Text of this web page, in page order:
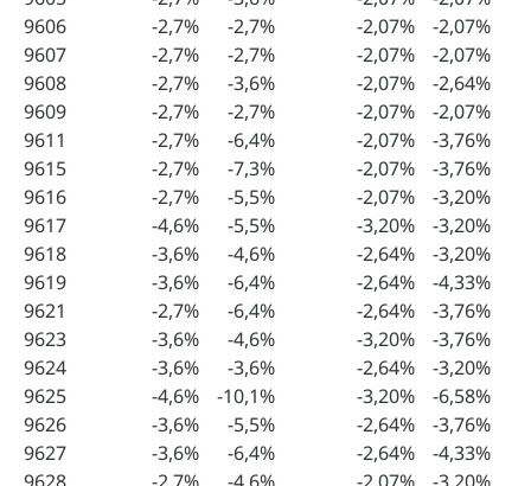
9606
-2,7% -2,7% -2,07%
-2,07%
9607
-2,7% -2,7% -2,07%
-2,07%
9608
-2,7% -3,6% -2,07%
-2,64%
9609
-2,7% -2,7% -2,07%
-2,07%
9611
-2,7% -6,4% -2,07%
-3,76%
9615
-2,7% -7,3% -2,07%
-3,76%
9616
-2,7% -5,5% -2,07%
-3,20%
9617
-4,6% -5,5% -3,20%
-3,20%
9618
-3,6% -4,6% -2,64%
-3,20%
9619
-3,6% -6,4% -2,64%
-4,33%
9621
-2,7% -6,4% -2,64%
-3,76%
9623
-3,6% -4,6% -3,20%
-3,76%
9624
-3,6% -3,6% -2,64%
-3,20%
9625
-4,6% -10,1% -3,20%
-6,58%
9626
-3,6% -5,5% -2,64%
-3,76%
9627
-3,6% -6,4% -2,64%
-4,33%
9628
-2,7% -4,6% -2,07%
-3,20%